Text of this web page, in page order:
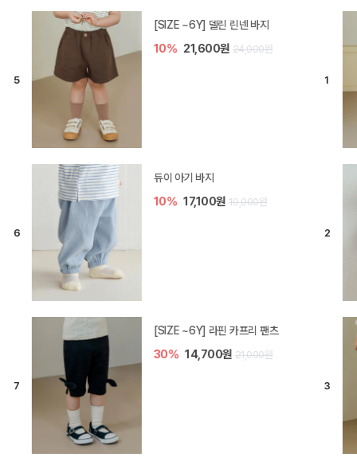
[SIZE ~6Y] 델린 린넨 바지
10% 21,600원 24,000원
듀이 아기 바지
10% 17,100원 19,000원
[SIZE ~6Y] 라핀 카프리 팬츠
30% 14,700원 21,000원